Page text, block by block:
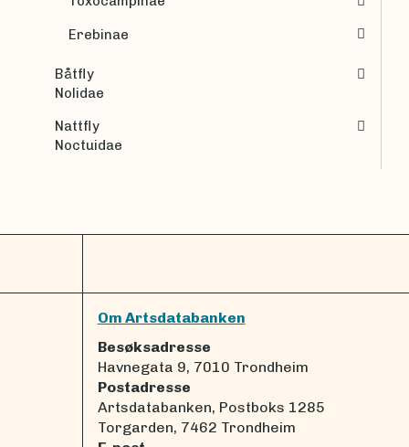
Erebinae
Båtfly
Nolidae
Nattfly
Noctuidae
Om Artsdatabanken
Besøksadresse
Havnegata 9, 7010 Trondheim
Postadresse
Artsdatabanken, Postboks 1285
Torgarden, 7462 Trondheim